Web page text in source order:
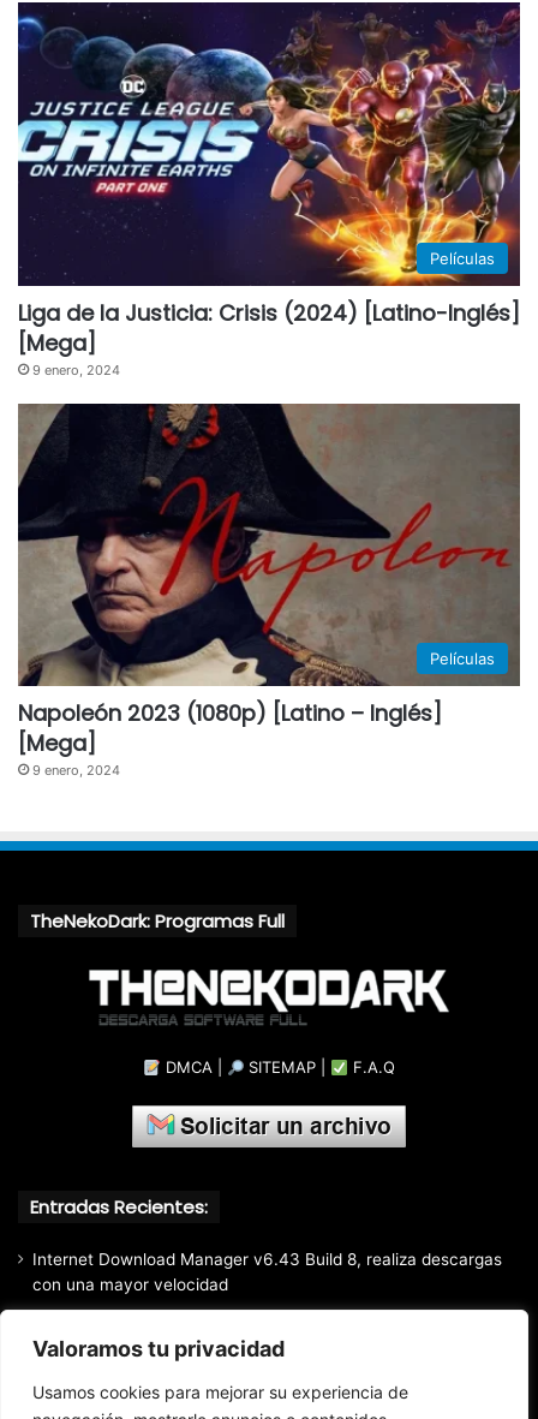
Valoramos tu privacidad
Usamos cookies para mejorar su experiencia de
Películas
Liga de la Justicia: Crisis (2024) [Latino-Inglés]
[Mega]
9 enero, 2024
Películas
Napoleón 2023 (1080p) [Latino – Inglés]
[Mega]
9 enero, 2024
TheNekoDark: Programas Full
DMCA| SITEMAP F.A.Q
Entradas Recientes:
Internet Download Manager v6.43 Build 8, realiza descargas
con una mayor velocidad
ray, 3D y 4K UltraHD
Luminar Neo (2026) v1.28.0.17626, Software de edición de
imágenes creativo y moderno basado en inteligencia artificial